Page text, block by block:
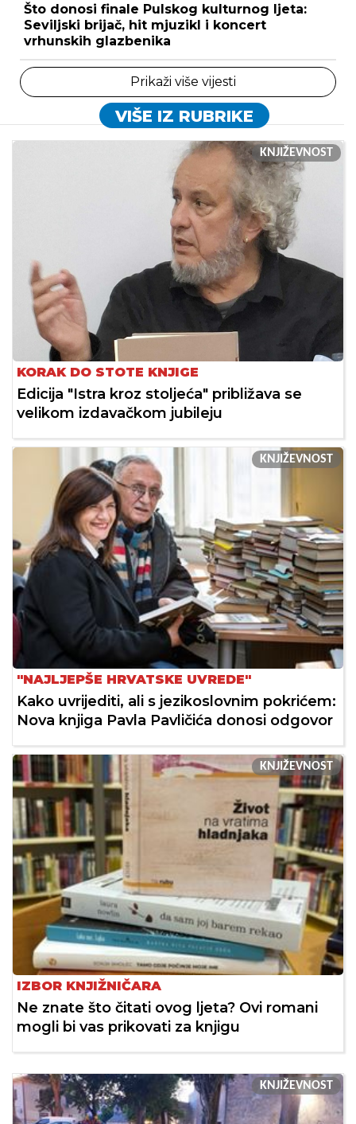
Što donosi finale Pulskog kulturnog ljeta:
Seviljski brijač, hit mjuzikl i koncert
vrhunskih glazbenika
Prikaži više vijesti
VIŠE IZ RUBRIKE
KNJIŽEVNOST
KORAK DO STOTE KNJIGE
Edicija "Istra kroz stoljeća" približava se
velikom izdavačkom jubileju
KNJIŽEVNOST
"NAJLJEPŠE HRVATSKE UVREDE"
Kako uvrijediti, ali s jezikoslovnim pokrićem:
Nova knjiga Pavla Pavličića donosi odgovor
KNJIŽEVNOST
IZBOR KNJIŽNIČARA
Ne znate što čitati ovog ljeta? Ovi romani
mogli bi vas prikovati za knjigu
KNJIŽEVNOST